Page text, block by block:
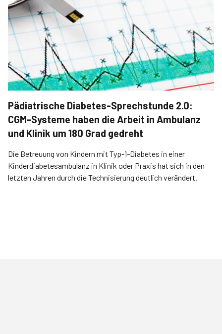
Pädiatrische Diabetes-Sprechstunde 2.0:
CGM-Systeme haben die Arbeit in Ambulanz
und Klinik um 180 Grad gedreht
Die Betreuung von Kindern mit Typ-1-Diabetes in einer
Kinderdiabetesambulanz in Klinik oder Praxis hat sich in den
letzten Jahren durch die Technisierung deutlich verändert.